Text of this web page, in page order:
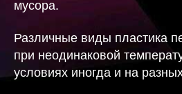
мусора.
Различные виды пластика
при неодинаковой
условиях иногда и на